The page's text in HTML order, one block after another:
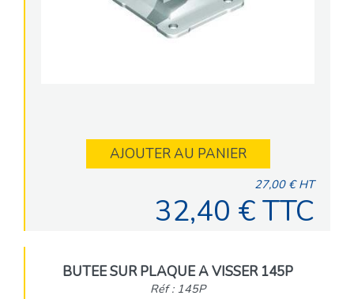
AJOUTER AU PANIER
27,00 € HT
32,40 € TTC
BUTEE SUR PLAQUE A VISSER 145P
Réf : 145P